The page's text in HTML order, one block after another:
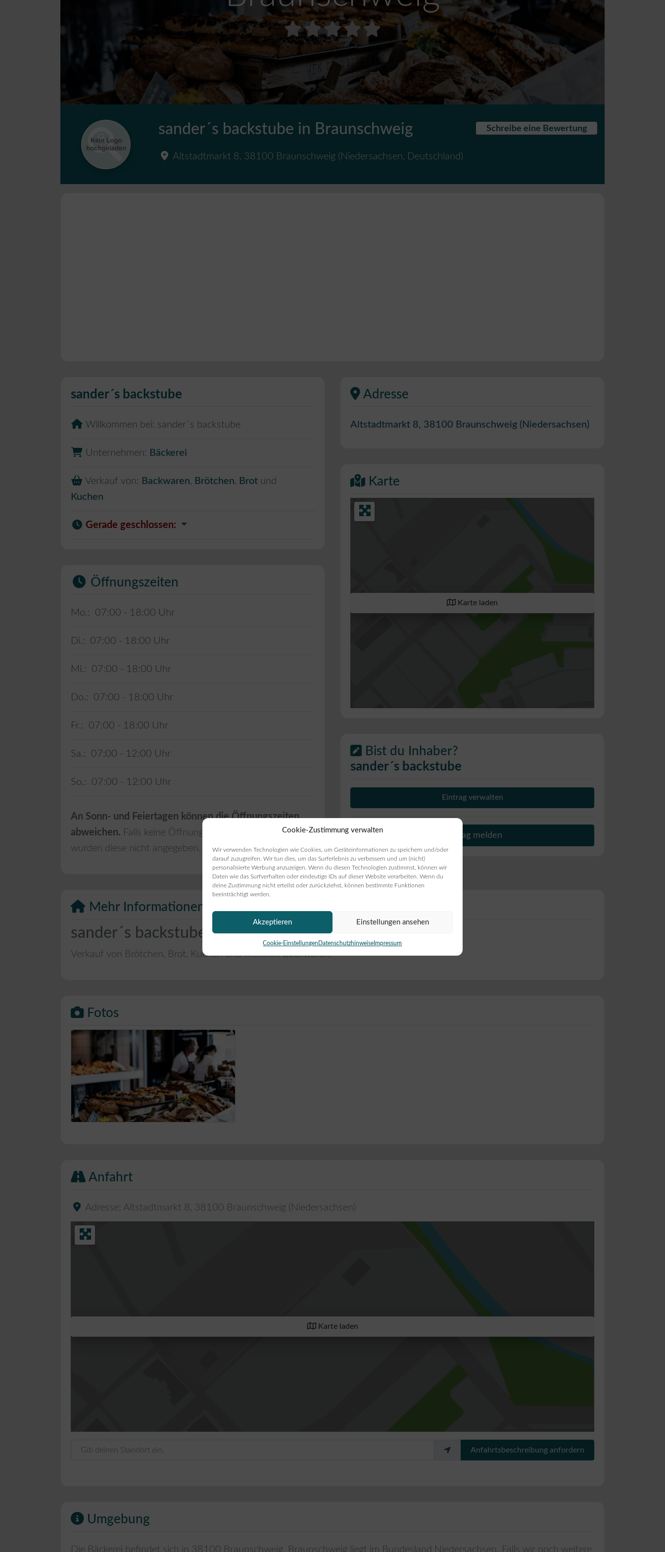
Cookie-Zustimmung verwalten
Wir verwenden Technologien wie Cookies, um Geräteinformationen zu speichern und/oder
darauf zuzugreifen. Wir tun dies, um das Surferlebnis zu verbessern und um (nicht)
personalisierte Werbung anzuzeigen. Wenn du diesen Technologien zustimmst, können wir
Daten wie das Surfverhalten oder eindeutige IDs auf dieser Website verarbeiten. Wenn du
deine Zustimmung nicht erteilst oder zurückziehst, können bestimmte Funktionen
beeinträchtigt werden.
Akzeptieren Einstellungen ansehen
Cookie-Einstellungen Datenschutzhinweise Impressum
sander´s backstube in Braunschweig
Altstadtmarkt 8, 38100 Braunschweig ( Niedersachsen, Deutschland )
Schreibe eine Bewertung
sander´s backstube
Willkommen bei: sander´s backstube
Unternehmen: Bäckerei
Verkauf von: Backwaren, Brötchen, Brot und
Kuchen
Gerade geschlossen:
Öffnungszeiten
Mo.: 07:00 - 18:00
Di.: 07:00 - 18:00
Mi.: 07:00 - 18:00
Do.: 07:00 - 18:00
Fr.: 07:00 - 18:00
Sa.: 07:00 - 12:00
So.: 07:00 - 12:00
An Sonn- und Feiertagen können die Öffnungszeiten
abweichen. Falls keine Öffnungszeiten angezeigt werden,
wurden diese nicht angegeben.
Adresse
Altstadtmarkt 8, 38100 Braunschweig ( Niedersachsen)
Karte
Karte laden
Bist du Inhaber?
sander´s backstube
Eintrag verwalten
Beitrag melden
Mehr Informationen
sander´s backstube in Braunschweig
Verkauf von Brötchen, Brot, Kuchen und weiteren Backwaren.
Fotos
Bäckerei Musterbild
Anfahrt
Adresse: Altstadtmarkt 8 , 38100 Braunschweig ( Niedersachsen )
Karte laden
Anfahrtsbeschreibung anfordern
Umgebung
Die Bäckerei befindet sich in 38100 Braunschweig. Braunschweig liegt im Bundesland Niedersachsen . Falls wir noch weitere